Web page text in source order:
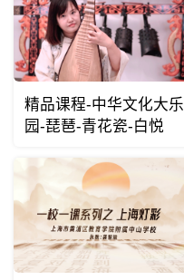
精品课程-中华文化大乐
园-琵琶-青花瓷-白悦